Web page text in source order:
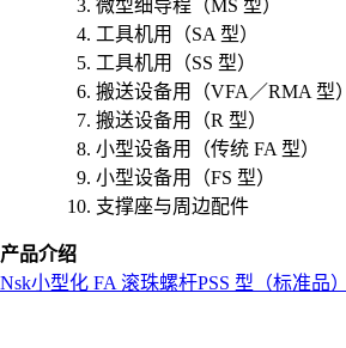
微型细导程（MS 型）
工具机用（SA 型）
工具机用（SS 型）
搬送设备用（VFA／RMA 型）
搬送设备用（R 型）
小型设备用（传统 FA 型）
小型设备用（FS 型）
支撑座与周边配件
产品介绍
Nsk小型化 FA 滚珠螺杆PSS 型（标准品）